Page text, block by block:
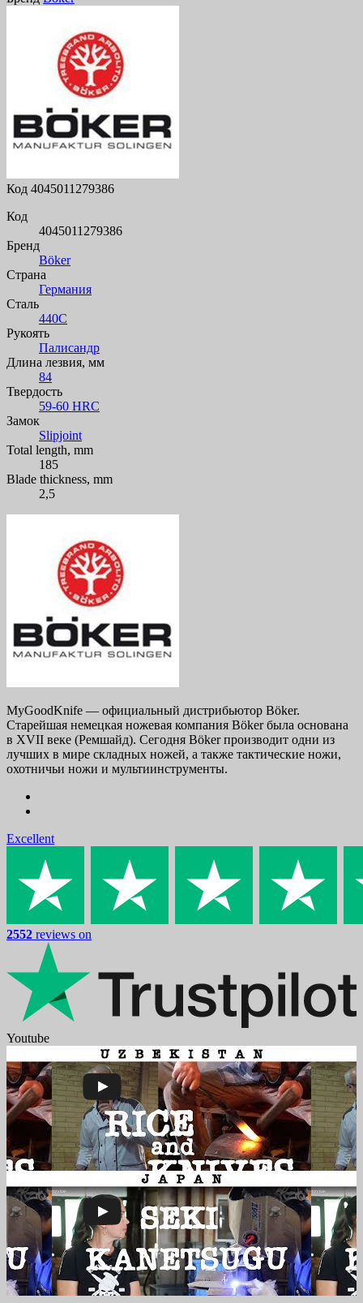
Код 4045011279386
Код
4045011279386
Бренд
Böker
Страна
Германия
Сталь
440C
Рукоять
Палисандр
Длина лезвия, мм
84
Твердость
59-60 HRC
Замок
Slipjoint
Total length, mm
185
Blade thickness, mm
2,5
MyGoodKnife — официальный дистрибьютор Böker.
Старейшая немецкая ножевая компания Böker была основана
в XVII веке (Ремшайд). Сегодня Böker производит одни из
лучших в мире складных ножей, а также тактические ножи,
охотничьи ножи и мультиинструменты.
Excellent
2552 reviews on
Youtube